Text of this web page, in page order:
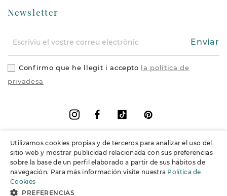
Informació
Suport
Newsletter
Enviar
Confirmo que he llegit i accepto la política de
privadesa
FacebookVimeo
Instagram
Utilizamos cookies propias y de terceros para analizar el uso del
sitio web y mostrar publicidad relacionada con sus preferencias
sobre la base de un perfil elaborado a partir de sus hábitos de
navegación. Para más información visite nuestra Política de
Cookies
PREFERENCIAS